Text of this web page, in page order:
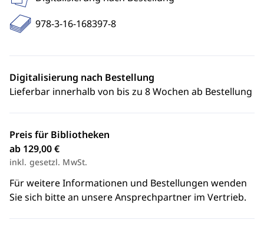
978-3-16-168397-8
Digitalisierung nach Bestellung
Lieferbar innerhalb von bis zu 8 Wochen ab Bestellung
Preis für Bibliotheken
ab 129,00 €
inkl. gesetzl. MwSt.
Für weitere Informationen und Bestellungen wenden
Sie sich bitte an unsere Ansprechpartner im Vertrieb.